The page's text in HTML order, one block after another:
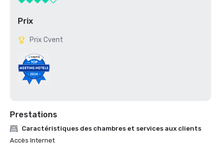
Prix
Prix Cvent
Prestations
Caractéristiques des chambres et services aux clients
Accès Internet